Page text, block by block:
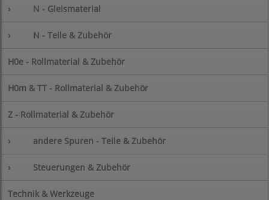
› N - Gleismaterial
› N - Teile & Zubehör
H0e - Rollmaterial & Zubehör
H0m & TT - Rollmaterial & Zubehör
Z - Rollmaterial & Zubehör
› andere Spuren - Teile & Zubehör
› Steuerungen & Zubehör
Technik & Werkzeuge